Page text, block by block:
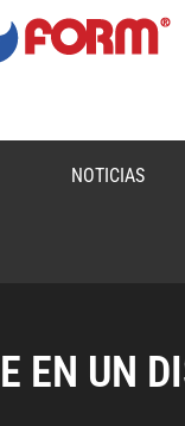
NOTICIAS
EN UN